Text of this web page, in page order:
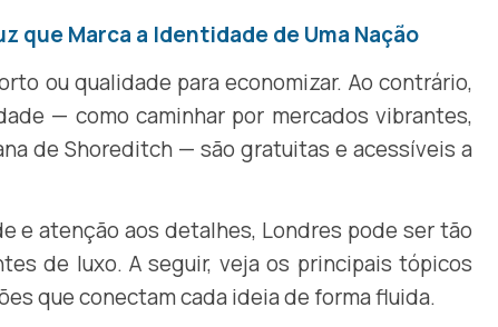
que Marca a Identidade de Uma Nação
ou qualidade para economizar. Ao contrário,
— como caminhar por mercados vibrantes,
de Shoreditch — são gratuitas e acessíveis a
e atenção aos detalhes, Londres pode ser tão
de luxo. A seguir, veja os principais tópicos
que conectam cada ideia de forma fluida.